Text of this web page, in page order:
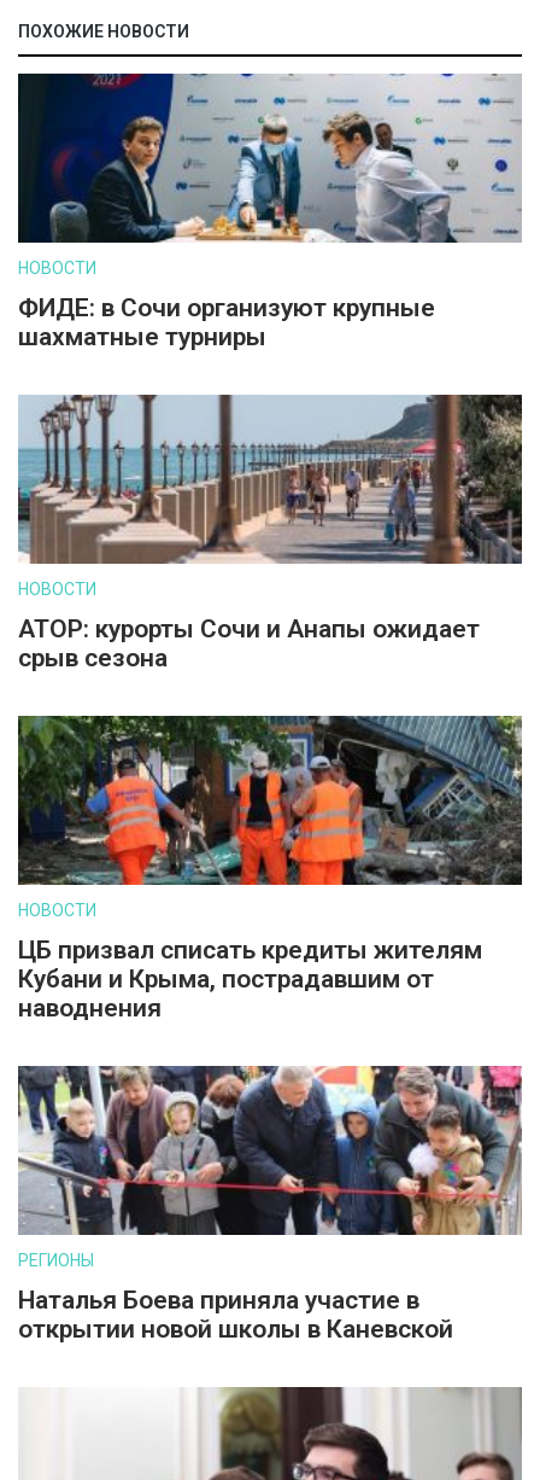
ПОХОЖИЕ НОВОСТИ
НОВОСТИ
ФИДЕ: в Сочи организуют крупные
шахматные турниры
НОВОСТИ
АТОР: курорты Сочи и Анапы ожидает
срыв сезона
НОВОСТИ
ЦБ призвал списать кредиты жителям
Кубани и Крыма, пострадавшим от
наводнения
РЕГИОНЫ
Наталья Боева приняла участие в
открытии новой школы в Каневской